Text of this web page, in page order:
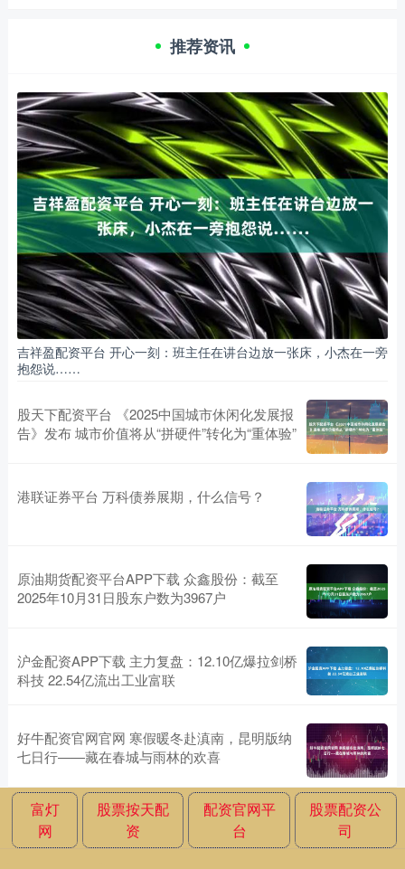
推荐资讯
吉祥盈配资平台 开心一刻：班主任在讲台边放一张床，小杰在一旁
抱怨说……
股天下配资平台 《2025中国城市休闲化发展报
告》发布 城市价值将从“拼硬件”转化为“重体验”
港联证券平台 万科债券展期，什么信号？
原油期货配资平台APP下载 众鑫股份：截至
2025年10月31日股东户数为3967户
沪金配资APP下载 主力复盘：12.10亿爆拉剑桥
科技 22.54亿流出工业富联
好牛配资官网官网 寒假暖冬赴滇南，昆明版纳
七日行——藏在春城与雨林的欢喜
富灯
网
股票按天配
资
配资官网平
台
股票配资公
司